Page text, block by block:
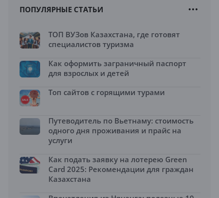
ПОПУЛЯРНЫЕ СТАТЬИ
ТОП ВУЗов Казахстана, где готовят
специалистов туризма
Как оформить заграничный паспорт
для взрослых и детей
Топ сайтов с горящими турами
Путеводитель по Вьетнаму: стоимость
одного дня проживания и прайс на
услуги
Как подать заявку на лотерею Green
Card 2025: Рекомендации для граждан
Казахстана